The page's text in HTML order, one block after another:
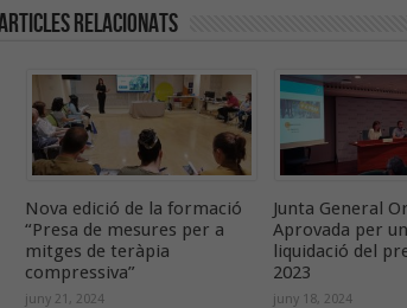
Relacionats
Nova edició de la formació
“Presa de mesures per a
mitges de teràpia
compressiva”
juny 21, 2024
Junta General
Aprovada per
liquidació del
2023
juny 18, 2024